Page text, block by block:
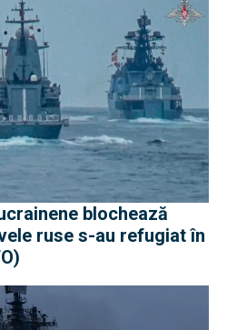
blochează
ruse s-au refugiat în